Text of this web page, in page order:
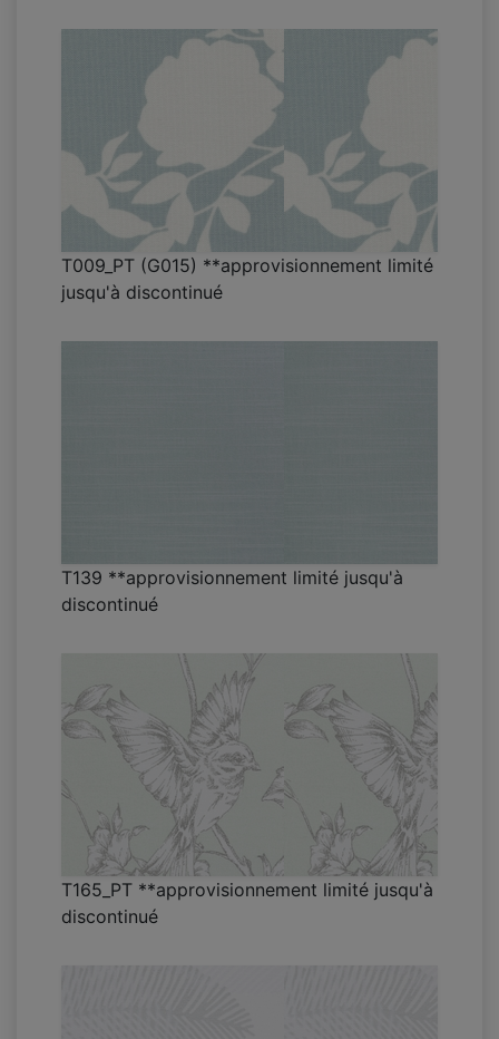
T009_PT (G015) **approvisionnement limité
jusqu'à discontinué
T139 **approvisionnement limité jusqu'à
discontinué
T165_PT **approvisionnement limité jusqu'à
discontinué